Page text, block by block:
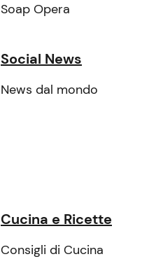
Soap Opera
Social News
News dal mondo
Cucina e Ricette
Consigli di Cucina